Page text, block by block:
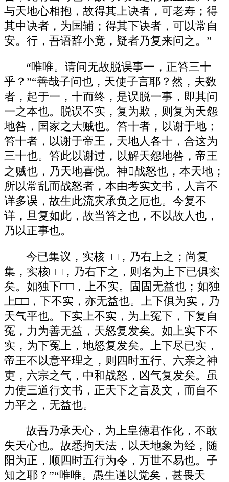
与天地心相抱，故得其上诀者，可老寿；得
其中诀者，为国辅；得其下诀者，可以常自
安。行，吾语辞小竟，疑者乃复来问之。”
“唯唯。请问无故脱误事一，正笞三十
乎？”“善哉子问也，天使子言耶？然，夫数
者，起于一，十而终，是误脱一事，即其问
一之本也。脱误不实，复为欺，则复为天怨
地咎，国家之大贼也。笞十者，以谢于地；
笞十者，以谢于帝王，天地人各十，合这为
三十也。笞此以谢过，以解天怨地咎，帝王
之贼也，乃天地喜悦。神战怒也，本天地；
所以常乱而战怒者，本由考实文书，人言不
详多误，故生此流灾承负之厄也。今复不
详，旦复如此，故当笞之也，不以故人也，
乃以正事也。
今已集议，实核□□，乃右上之；尚复
集，实核□□，乃右下之，则名为上下已俱实
矣。如独下□□，上不实。固固无益也；如独
上□□，下不实，亦无益也。上下俱为实，乃
天气平也。下实上不实，为上冤下，下复自
冤，力为善无益，天怒复发矣。如上实下不
实，为下冤上，地怒复发矣。上下尽已实，
帝王不以意平理之，则四时五行、六亲之神
吏，六宗之气，中和战怒，凶气复发矣。虽
力使三道行文书，正天下之言及文，而自不
力平之，无益也。
故吾乃承天心，为上皇德君作化，不敢
失天心也。故悉拘天法，以天地象为经，随
阳为正，顺四时五行为令，万世不易也。子
知之耶？”“唯唯。愚生谨以觉矣，甚畏天